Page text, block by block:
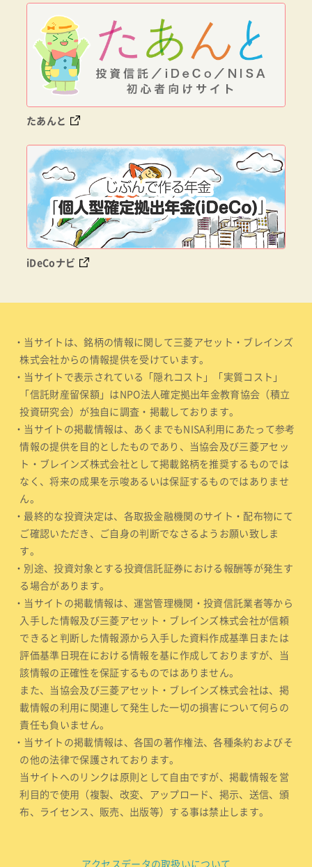
たあんと
iDeCoナビ
・当サイトは、銘柄の情報に関して三菱アセット・ブレインズ
株式会社からの情報提供を受けています。
・当サイトで表示されている「隠れコスト」「実質コスト」
「信託財産留保額」はNPO法人確定拠出年金教育協会（積立
投資研究会）が独自に調査・掲載しております。
・当サイトの掲載情報は、あくまでもNISA利用にあたって参考
情報の提供を目的としたものであり、当協会及び三菱アセッ
ト・ブレインズ株式会社として掲載銘柄を推奨するものでは
なく、将来の成果を示唆あるいは保証するものではありませ
ん。
・最終的な投資決定は、各取扱金融機関のサイト・配布物にて
ご確認いただき、ご自身の判断でなさるようお願い致しま
す。
・別途、投資対象とする投資信託証券における報酬等が発生す
る場合があります。
・当サイトの掲載情報は、運営管理機関・投資信託業者等から
入手した情報及び三菱アセット・ブレインズ株式会社が信頼
できると判断した情報源から入手した資料作成基準日または
評価基準日現在における情報を基に作成しておりますが、当
該情報の正確性を保証するものではありません。
また、当協会及び三菱アセット・ブレインズ株式会社は、掲
載情報の利用に関連して発生した一切の損害について何らの
責任も負いません。
・当サイトの掲載情報は、各国の著作権法、各種条約およびそ
の他の法律で保護されております。
当サイトへのリンクは原則として自由ですが、掲載情報を営
利目的で使用（複製、改変、アップロード、掲示、送信、頒
布、ライセンス、販売、出版等）する事は禁止します。
アクセスデータの取扱いについて